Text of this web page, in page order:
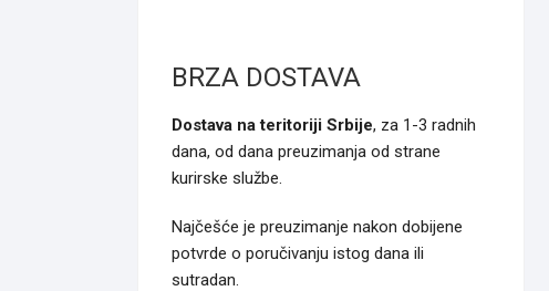
BRZA DOSTAVA
Dostava na teritoriji Srbije, za 1-3 radnih
dana, od dana preuzimanja od strane
kurirske službe.
Najčešće je preuzimanje nakon dobijene
potvrde o poručivanju istog dana ili
sutradan.